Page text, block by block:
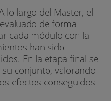
lo largo del Master, el
de forma
cada módulo con la
han sido
En la etapa final se
conjunto, valorando
efectos conseguidos